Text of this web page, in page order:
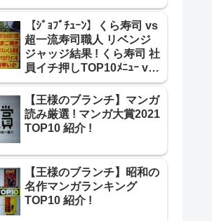
TOP10【王様のブランチ】
【ｼﾞｮﾌﾞﾁｭｰﾝ】くら寿司 vs
超一流寿司職人 リベンジ
ジャッジ結果 ! くら寿司 社
員イチ押しTOP10ﾒﾆｭｰ vs
超一流寿司職人 ﾘﾍﾞﾝｼﾞ結果
【王様のブランチ】マンガ
読み厳選 ! マンガ大賞2021
TOP10 紹介 !
【王様のブランチ】昭和の
名作マンガランキング
TOP10 紹介 !